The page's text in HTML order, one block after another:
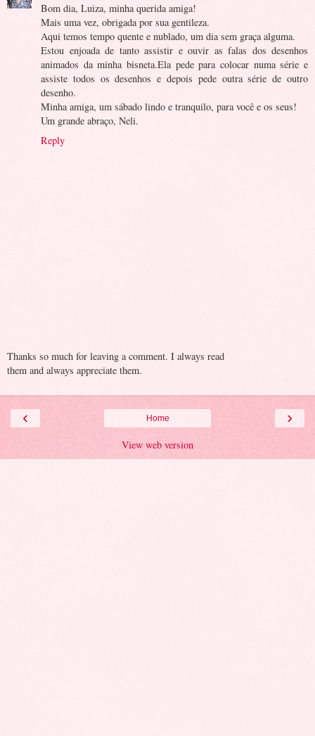
Bom dia, Luiza, minha querida amiga!
Mais uma vez, obrigada por sua gentileza.
Aqui temos tempo quente e nublado, um dia sem graça alguma.
Estou enjoada de tanto assistir e ouvir as falas dos desenhos
animados da minha bisneta.Ela pede para colocar numa série e
assiste todos os desenhos e depois pede outra série de outro
desenho.
Minha amiga, um sábado lindo e tranquilo, para você e os seus!
Um grande abraço, Neli.
Reply
Thanks so much for leaving a comment. I always read
them and always appreciate them.
‹ ›
Home
View web version